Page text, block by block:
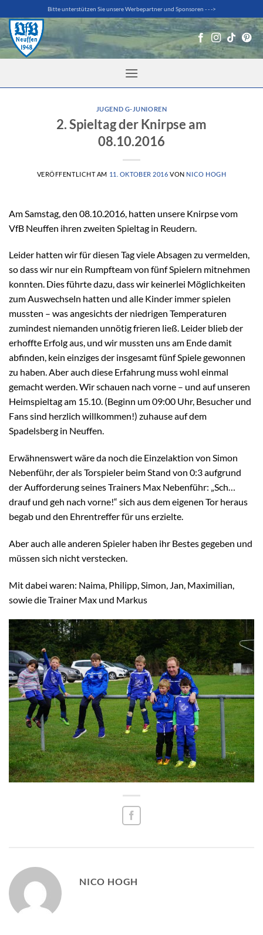
Inhalt
springen
Bitte unterstützen Sie unsere Werbepartner und Sponsoren - - ->
JUGEND G-JUNIOREN
2. Spieltag der Knirpse am
08.10.2016
VERÖFFENTLICHT AM 11. OKTOBER 2016 VON NICO HOGH
Am Samstag, den 08.10.2016, hatten unsere Knirpse vom
VfB Neuffen ihren zweiten Spieltag in Reudern.
Leider hatten wir für diesen Tag viele Absagen zu vermelden,
so dass wir nur ein Rumpfteam von fünf Spielern mitnehmen
konnten. Dies führte dazu, dass wir keinerlei Möglichkeiten
zum Auswechseln hatten und alle Kinder immer spielen
mussten – was angesichts der niedrigen Temperaturen
zumindest niemanden unnötig frieren ließ. Leider blieb der
erhoffte Erfolg aus, und wir mussten uns am Ende damit
abfinden, kein einziges der insgesamt fünf Spiele gewonnen
zu haben. Aber auch diese Erfahrung muss wohl einmal
gemacht werden. Wir schauen nach vorne – und auf unseren
Heimspieltag am 15.10. (Beginn um 09:00 Uhr, Besucher und
Fans sind herzlich willkommen!) zuhause auf dem
Spadelsberg in Neuffen.
Erwähnenswert wäre da noch die Einzelaktion von Simon
Nebenführ, der als Torspieler beim Stand von 0:3 aufgrund
der Aufforderung seines Trainers Max Nebenführ: „Sch…
drauf und geh nach vorne!“ sich aus dem eigenen Tor heraus
begab und den Ehrentreffer für uns erzielte.
Aber auch alle anderen Spieler haben ihr Bestes gegeben und
müssen sich nicht verstecken.
Mit dabei waren: Naima, Philipp, Simon, Jan, Maximilian,
sowie die Trainer Max und Markus
NICO HOGH